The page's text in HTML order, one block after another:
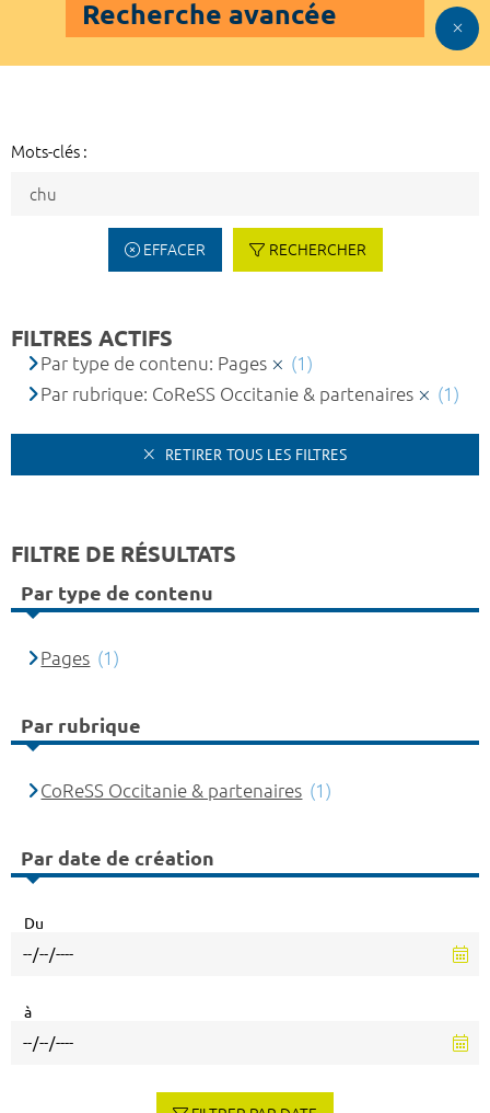
Recherche avancée
Mots-clés :
EFFACER RECHERCHER
FILTRES ACTIFS
Par type de contenu: Pages
(1)
Par rubrique: CoReSS Occitanie & partenaires
(1)
RETIRER TOUS LES FILTRES
FILTRE DE RÉSULTATS
Par type de contenu
Pages (1)
Par rubrique
CoReSS Occitanie & partenaires (1)
Par date de création
Du
à